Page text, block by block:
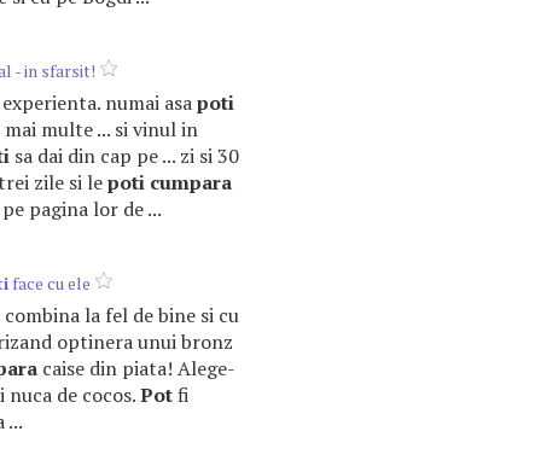
- in sfarsit!
numai asapoti
multe ... si vinul in
sa dai din cap pe ... zi si 30
zile si lepoti cumpara
pagina lor de ...
face cu ele
combina la fel de bine si cu
optinera unui bronz
caise din piata! Alege-
nuca de cocos.Potfi
...